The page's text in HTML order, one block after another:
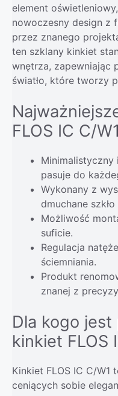
element
nowoczesny design z
przez znanego
ten szklany kinkiet
wnętrza, zapewniając
światło, które tworzy
FLOS IC C/
Minimalistyczny
pasuje do
Wykonany z
dmuchane
Możliwość
suficie.
Regulacja
ściemniania.
Produkt
znanej z
Dla kogo
kinkiet FLOS
Kinkiet FLOS IC C/
ceniących sobie